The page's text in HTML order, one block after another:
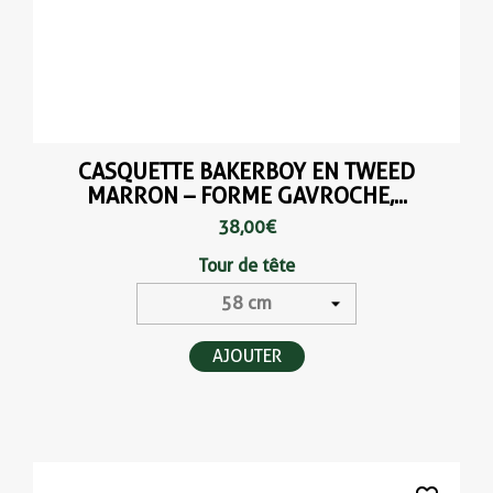
CASQUETTE BAKERBOY EN TWEED
MARRON – FORME GAVROCHE,...
38,00 €
Tour de tête
AJOUTER